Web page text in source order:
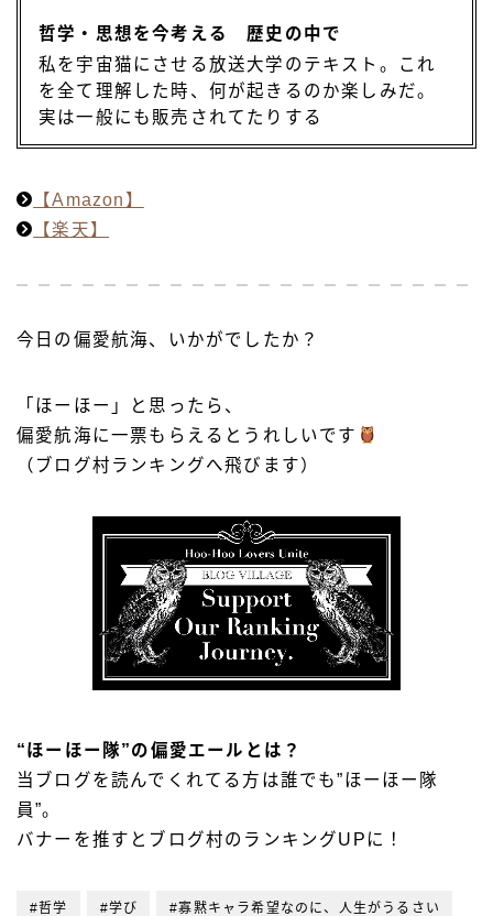
哲学・思想を今考える 歴史の中で
私を宇宙猫にさせる放送大学のテキスト。これ
を全て理解した時、何が起きるのか楽しみだ。
実は一般にも販売されてたりする
【Amazon】
【楽天】
今日の偏愛航海、いかがでしたか？
「ほーほー」と思ったら、
偏愛航海に一票もらえるとうれしいです
（ブログ村ランキングへ飛びます）
“ほーほー隊”の偏愛エールとは？
当ブログを読んでくれてる方は誰でも”ほーほー隊
員”。
バナーを推すとブログ村のランキングUPに！
#哲学 #学び #寡黙キャラ希望なのに、人生がうるさい